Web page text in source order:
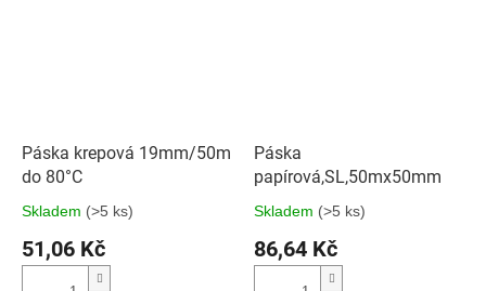
Páska krepová 19mm/50m
do 80°C
Skladem (>5 ks)
51,06 Kč
Páska
papírová,SL,50mx50mm
Skladem (>5 ks)
86,64 Kč